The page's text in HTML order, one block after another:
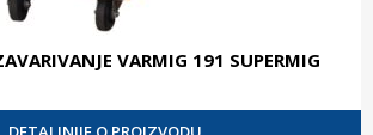
VARMIG 191 SUPERMIG